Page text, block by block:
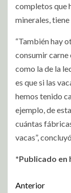
completos que
minerales, tiene
“También hay
consumir carne
como la de la
es que si las
hemos tenido
ejemplo, de
cuántas
vacas”,
*Publicado
Anterior